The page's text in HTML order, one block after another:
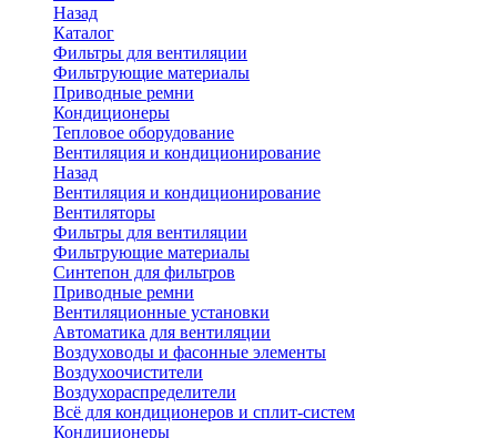
Назад
Каталог
Фильтры для вентиляции
Фильтрующие материалы
Приводные ремни
Кондиционеры
Тепловое оборудование
Вентиляция и кондиционирование
Назад
Вентиляция и кондиционирование
Вентиляторы
Фильтры для вентиляции
Фильтрующие материалы
Синтепон для фильтров
Приводные ремни
Вентиляционные установки
Автоматика для вентиляции
Воздуховоды и фасонные элементы
Воздухоочистители
Воздухораспределители
Всё для кондиционеров и сплит-систем
Кондиционеры